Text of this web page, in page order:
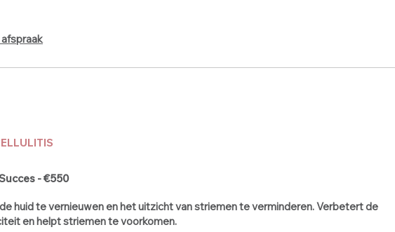
- €550
huid te vernieuwen en het uitzicht van striemen te verminderen. Verbetert de
en helpt striemen te voorkomen.